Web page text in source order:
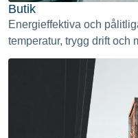
Butik
Energieffektiva och
temperatur, trygg drift och